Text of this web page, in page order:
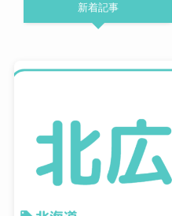
歩３０分
新着記事